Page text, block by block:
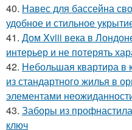
40. Навес для бассейна
удобное и стильное
41. Дом Xviii века в
интерьер и не потерять
42. Небольшая квартира в
из стандартного жилья в
элементами
43. Заборы из
ключ